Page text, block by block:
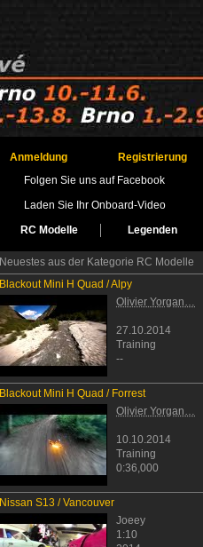
Registrierung
Anmeldung
Folgen Sie uns auf Facebook
Laden Sie Ihr Onboard-Video
RC Modelle Legenden
Neuestes aus der Kategorie RC Modelle
Blackout Mini H Quad / Alpy
Olivier Yorgan…
27.10.2014
Training
--
Blackout Mini H Quad / Forrest
Olivier Yorgan…
10.10.2014
Training
0:36,000
Nissan S13 / Vancouver
Joeey
1:10